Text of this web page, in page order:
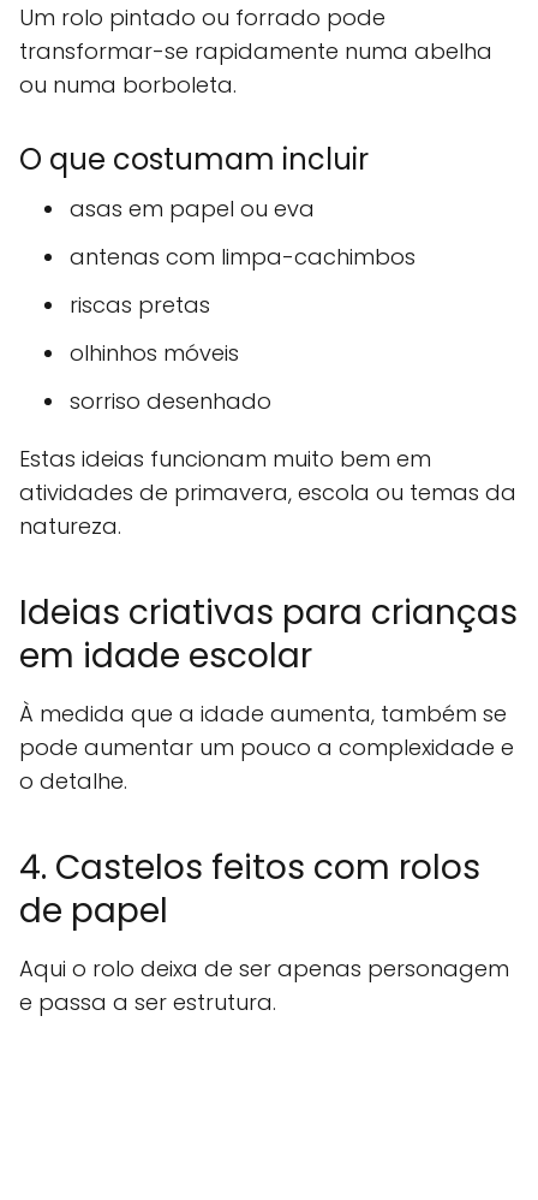
Um rolo pintado ou forrado pode
transformar-se rapidamente numa abelha
ou numa borboleta.
O que costumam incluir
asas em papel ou eva
antenas com limpa-cachimbos
riscas pretas
olhinhos móveis
sorriso desenhado
Estas ideias funcionam muito bem em
atividades de primavera, escola ou temas da
natureza.
Ideias criativas para crianças
em idade escolar
À medida que a idade aumenta, também se
pode aumentar um pouco a complexidade e
o detalhe.
4. Castelos feitos com rolos
de papel
Aqui o rolo deixa de ser apenas personagem
e passa a ser estrutura.